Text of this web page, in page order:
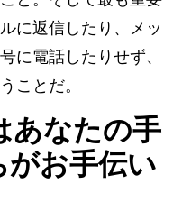
に返信したり、メッ
に電話したりせず、
ことだ。
あなたの手
お手伝い